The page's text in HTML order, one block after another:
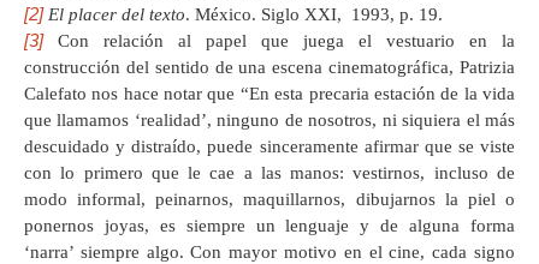
[2] El placer del texto. México. Siglo XXI, 1993, p. 19.
[3]Con relación al papel que juega el vestuario en la
construcción del sentido de una escena cinematográfica, Patrizia
Calefato nos hace notar que “En esta precaria estación de la vida
que llamamos ‘realidad’, ninguno de nosotros, ni siquiera el más
descuidado y distraído, puede sinceramente afirmar que se viste
con lo primero que le cae a las manos: vestirnos, incluso de
modo informal, peinarnos, maquillarnos, dibujarnos la piel o
ponernos joyas, es siempre un lenguaje y de alguna forma
‘narra’ siempre algo. Con mayor motivo en el cine, cada signo